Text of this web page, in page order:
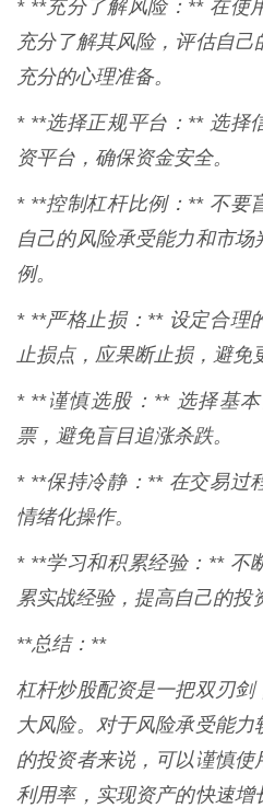
* **充分了解风险：** 在使
充分了解其风险，评估自
充分的心理准备。
* **选择正规平台：** 选择
资平台，确保资金安全。
* **控制杠杆比例：** 不要
自己的风险承受能力和市
例。
* **严格止损：** 设定合理
止损点，应果断止损，避免
* **谨慎选股：** 选择基
票，避免盲目追涨杀跌。
* **保持冷静：** 在交易过
情绪化操作。
* **学习和积累经验：** 不
累实战经验，提高自己的投
**总结：**
杠杆炒股配资是一把双刃
大风险。对于风险承受能
的投资者来说，可以谨慎
利用率，实现资产的快速